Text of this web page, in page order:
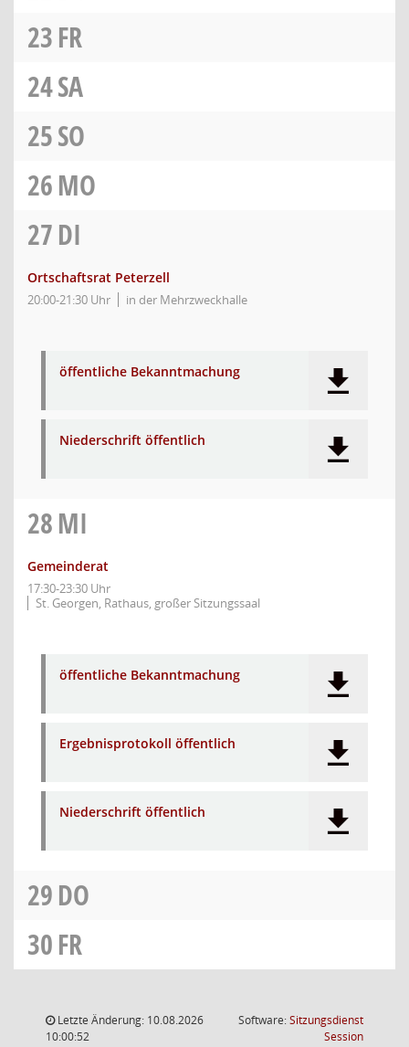
23FR
24SA
25SO
26MO
27DI
Ortschaftsrat Peterzell
20:00-21:30 Uhr in der Mehrzweckhalle
öffentliche Bekanntmachung
Niederschrift öffentlich
28MI
Gemeinderat
17:30-23:30 Uhr
St. Georgen, Rathaus, großer Sitzungssaal
öffentliche Bekanntmachung
Ergebnisprotokoll öffentlich
Niederschrift öffentlich
29DO
30FR
Letzte Änderung: 10.08.2026
10:00:52
Software:Sitzungsdienst
Session(Wird in